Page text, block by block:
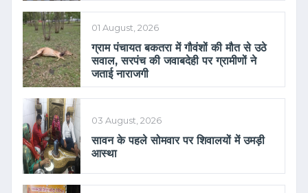
01 August, 2026
ग्राम पंचायत बकतरा में गौवंशों की मौत से उठे
सवाल, सरपंच की जवाबदेही पर ग्रामीणों ने
जताई नाराजगी
03 August, 2026
सावन के पहले सोमवार पर शिवालयों में उमड़ी
आस्था